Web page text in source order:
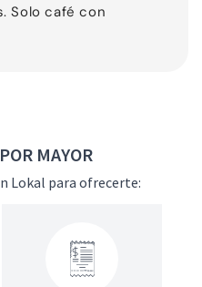
Solo café con